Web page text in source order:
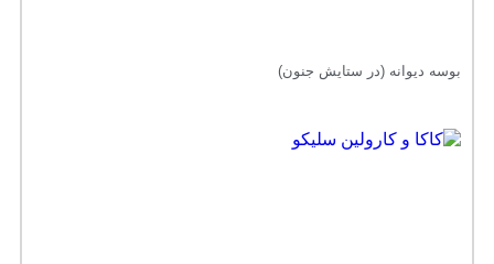
بوسه دیوانه (در ستایش جنون)